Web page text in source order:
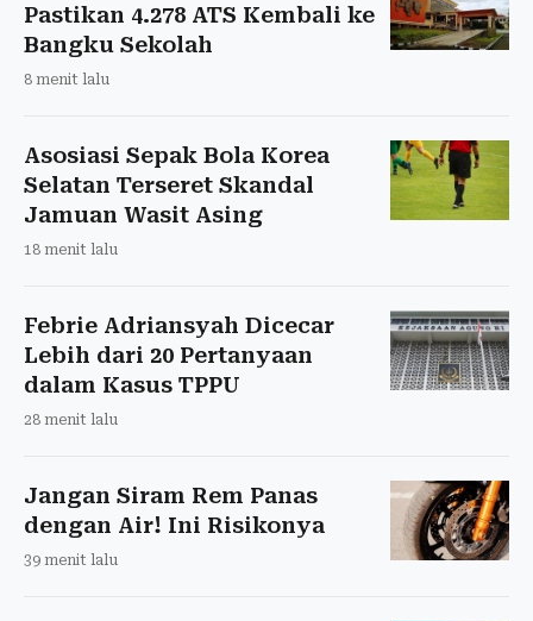
Pastikan 4.278 ATS Kembali ke
Bangku Sekolah
8 menit lalu
Asosiasi Sepak Bola Korea
Selatan Terseret Skandal
Jamuan Wasit Asing
18 menit lalu
Febrie Adriansyah Dicecar
Lebih dari 20 Pertanyaan
dalam Kasus TPPU
28 menit lalu
Jangan Siram Rem Panas
dengan Air! Ini Risikonya
39 menit lalu